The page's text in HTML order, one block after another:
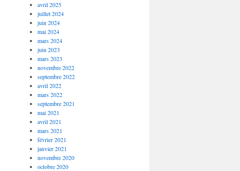
avril 2025
juillet 2024
juin 2024
mai 2024
mars 2024
juin 2023
mars 2023
novembre 2022
septembre 2022
avril 2022
mars 2022
septembre 2021
mai 2021
avril 2021
mars 2021
février 2021
janvier 2021
novembre 2020
octobre 2020